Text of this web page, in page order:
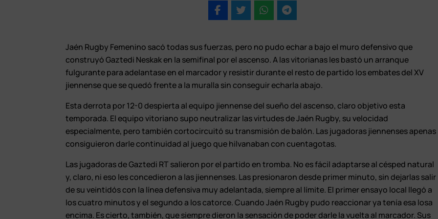
Jaén Rugby Femenino sacó todas sus fuerzas, pero no pudo echar a bajo el muro defensivo que
construyó Gaztedi Neskak en la semifinal por el ascenso. A las vitorianas les bastó un arranque
fulgurante para adelantase en el marcador y resistir durante el resto de partido los embates del XV
jiennense que se quedó frente a la muralla sin conseguir echarla abajo.
Esta derrota por 12-0 despierta al equipo jiennense del sueño del ascenso, claro objetivo esta
temporada. El equipo vitoriano supo neutralizar las virtudes de Jaén Rugby, su velocidad
especialmente, pero también cortocircuitó su transmisión de balón. Las jugadoras jiennenses apenas
consiguieron darle continuidad al juego que hilvanaban con cuentagotas.
Las jugadoras de Gaztedi RT salieron por el partido en tromba. No es fácil adaptarse al césped natural
y, claro, ni eso les concedieron a las jiennenses. Las presionaron desde primer minuto, sin dejarlas salir
de su veintidós con la línea defensiva muy adelantada, siempre al límite. El primer ensayo local llegó a
los cuatro minutos y el segundo a los catorce. Cuando Jaén Rugby pudo reaccionar ya tenía esa losa
encima. Es cierto, también, que siempre dieron la sensación de poder darle la vuelta al marcador. Sus